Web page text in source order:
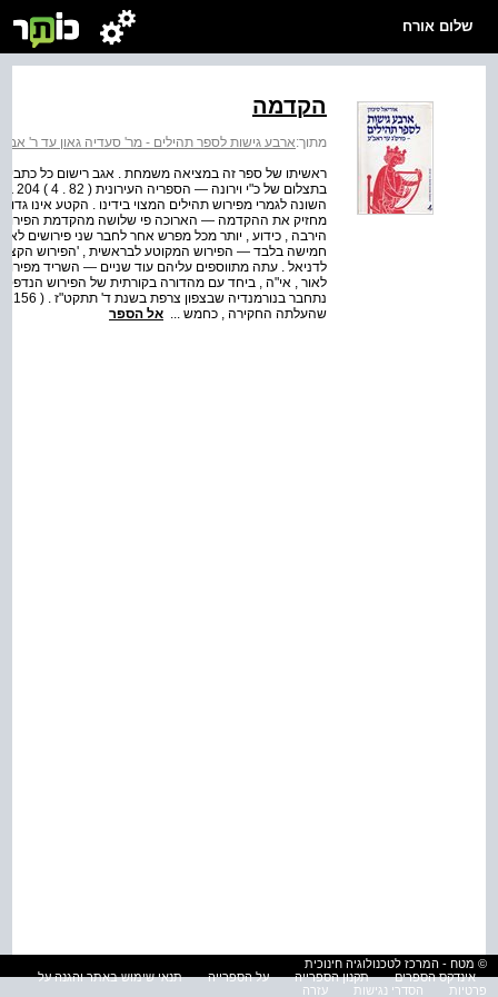
שלום אורח
הקדמה
מתוך:ארבע גישות לספר תהילים - מר' סעדיה גאון עד ר'
ראשיתו של ספר זה במציאה משמחת . אגב רישום כל כתבי
מחזיק את ההקדמה — הארוכה פי שלושה מהקדמת
הירבה , כידוע , יותר מכל מפרש אחר לחבר שני פירושים
חמישה בלבד — הפירוש המקוטע לבראשית , 'הפירוש
לדניאל . עתה מתווספים עליהם עוד שניים — השריד
לאור , אי"ה , ביחד עם מהדורה בקורתית של הפירוש
שהעלתה החקירה , כחמש ... אל הספר
© מטח - המרכז לטכנולוגיה חינוכית
אינדקס הספרים
תקנון הספרייה על הספרייה
תנאי שימוש באתר והגנה על
פרטיות
הסדרי נגישות עזרה